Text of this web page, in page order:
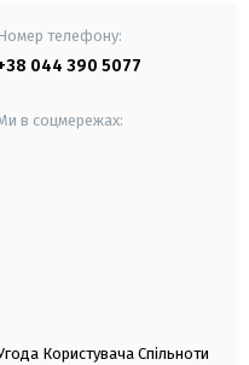
телефону:
044 390 5077
в соцмережах:
Користувача Спільноти